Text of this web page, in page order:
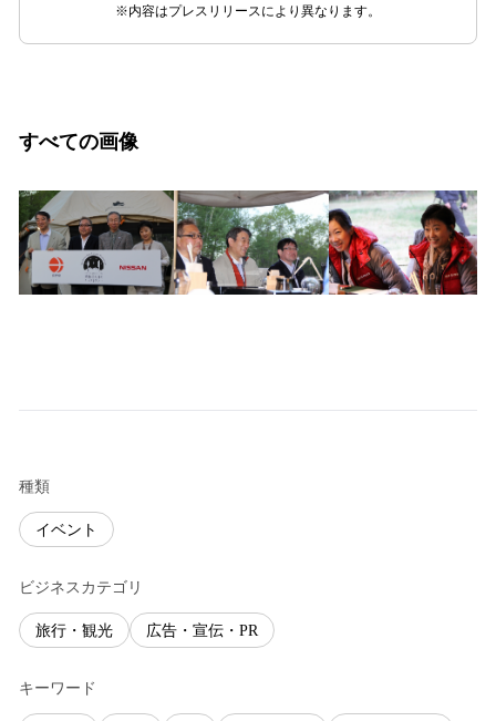
※内容はプレスリリースにより異なります。
すべての画像
種類
イベント
ビジネスカテゴリ
旅行・観光 広告・宣伝・PR
キーワード